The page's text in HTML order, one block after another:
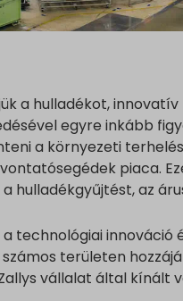
a hulladékot,
egyre inkább
a környezeti
piaca.
hulladékgyűjtést, az
technológiai innováció
területen
vállalat által kínált